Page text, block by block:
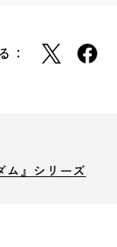
：
ム』シリーズ